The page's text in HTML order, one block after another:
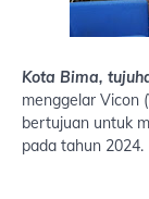
Kota Bima,
menggelar Vicon
bertujuan untuk
pada tahun 2024.